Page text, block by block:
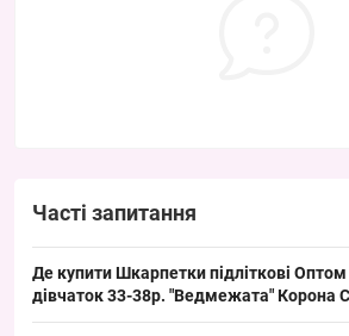
Часті запитання
Де купити Шкарпетки підліткові
дівчаток 33-38р. "Ведмежата" Корона